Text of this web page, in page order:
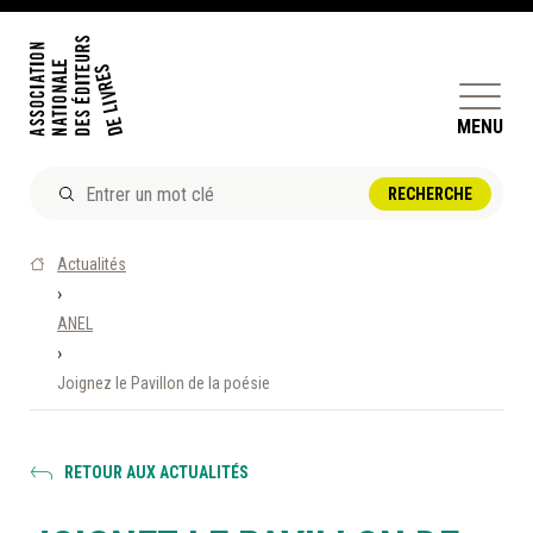
MENU
DOSSIERS ET ENJEUX
ÊTRE ÉDITEUR·TRICE
PERFECTIONNEMENT
ET SERVICES AUX MEMBRES
RÉPERTOIRE DES MEMBRES
Actualités
›
ANEL
›
Joignez le Pavillon de la poésie
RETOUR AUX ACTUALITÉS